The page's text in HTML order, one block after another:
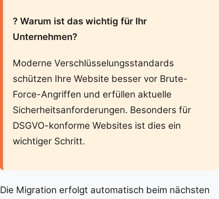
? Warum ist das wichtig für Ihr
Unternehmen?
Moderne Verschlüsselungsstandards
schützen Ihre Website besser vor Brute-
Force-Angriffen und erfüllen aktuelle
Sicherheitsanforderungen. Besonders für
DSGVO-konforme Websites ist dies ein
wichtiger Schritt.
Die Migration erfolgt automatisch beim nächsten